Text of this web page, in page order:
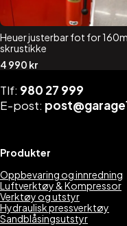
Heuer justerbar fot for
skrustikke
4 990 kr
Tlf: 980 27 999
E-post:
Produkter
Oppbevaring og innredning
Luftverktøy & Kompressor
Verktøy og utstyr
Hydraulisk pressverktøy
Sandblåsingsutstyr